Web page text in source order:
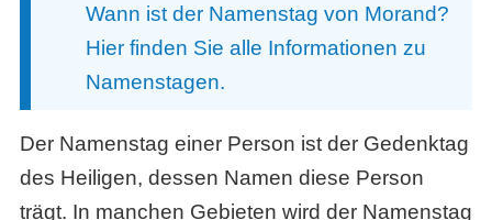
Wann ist der Namenstag von Morand?
Hier finden Sie alle Informationen zu
Namenstagen.
Der Namenstag einer Person ist der Gedenktag
des Heiligen, dessen Namen diese Person
trägt. In manchen Gebieten wird der Namenstag